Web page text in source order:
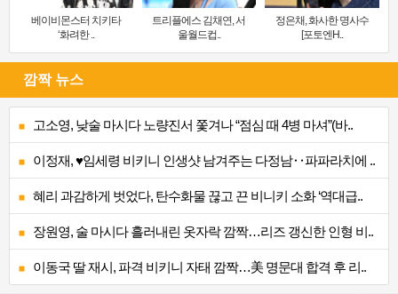
베이비몬스터 치키타
‘화려한 ..
트리플에스 김채연, 서
울월드컵..
정은채, 화사한 명사수
[포토엔H..
깜짝 뉴스
고소영, 낮술 마시다 노량진서 쫓겨나 “점심 때 4병 마셔”(바..
이정재, ♥임세령 비키니 인생샷 남겨주는 다정남‥파파라치에 ..
혜리 과감하게 벗었다, 탄수화물 끊고 끈 비니키 소화 ‘역대급..
장원영, 술 마시다 흘러내린 옷자락 깜짝…리즈 갱신한 인형 비..
이동국 딸 재시, 파격 비키니 자태 깜짝…美 명문대 합격 후 리..